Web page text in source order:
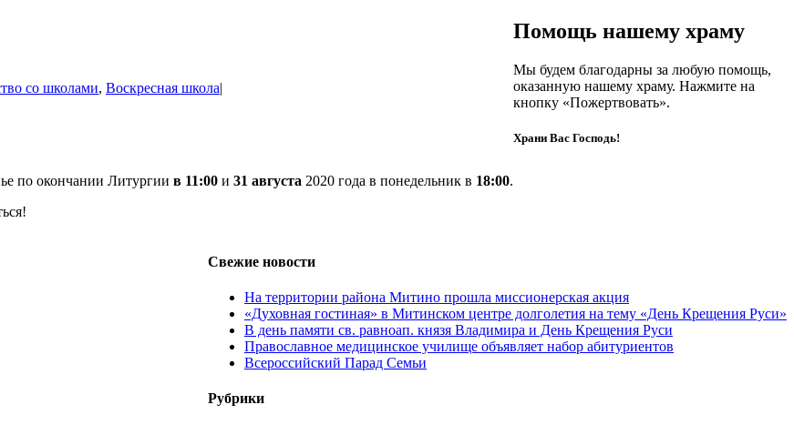
со школами, Воскресная школа|
по окончании Литургии в 11:00 и 31 августа 2020 года в понедельник в 18:00.
Свежие новости
На территории района Митино прошла миссионерская акция
«Духовная гостиная» в Митинском центре долголетия на тему «День Крещения Руси»
В день памяти св. равноап. князя Владимира и День Крещения Руси
Православное медицинское училище объявляет набор абитуриентов
Всероссийский Парад Семьи
Рубрики
Помощь нашему храму
Мы будем благодарны за любую помощь,
оказанную нашему храму. Нажмите на
кнопку «Пожертвовать».
Храни Вас Господь!